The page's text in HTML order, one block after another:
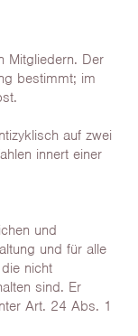
Mitgliedern. Der
bestimmt; im
auf zwei
innert einer
und
und für alle
nicht
sind. Er
Art. 24 Abs. 1